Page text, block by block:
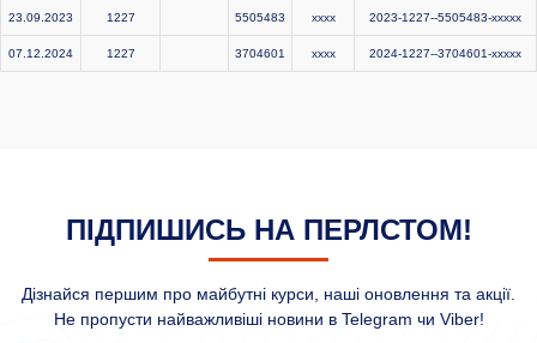
23.09.2023 1227 5505483 xxxx 2023-1227--5505483-xxxxx
07.12.2024 1227 3704601 xxxx 2024-1227--3704601-xxxxx
ПІДПИШИСЬ НА ПЕРЛСТОМ!
Дізнайся першим про майбутні курси, наші оновлення та акції.
Не пропусти найважливіші новини в Telegram чи Viber!